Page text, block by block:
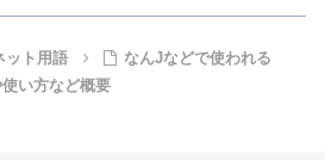
ット用語
なんJなどで使われる
使い方など概要